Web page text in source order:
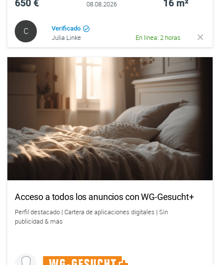
650 € 08.08.2026 16 m²
C Verificado
Julia Linke En línea: 2 horas
Acceso a todos los anuncios con WG-Gesucht+
Perfil destacado | Cartera de aplicaciones digitales | Sin
publicidad & más